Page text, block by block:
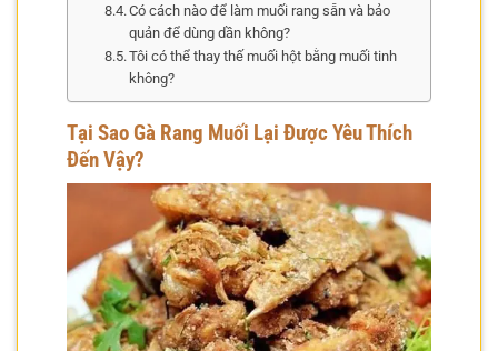
Có cách nào để làm muối rang sẵn và bảo
quản để dùng dần không?
Tôi có thể thay thế muối hột bằng muối tinh
không?
Tại Sao Gà Rang Muối Lại Được Yêu Thích
Đến Vậy?